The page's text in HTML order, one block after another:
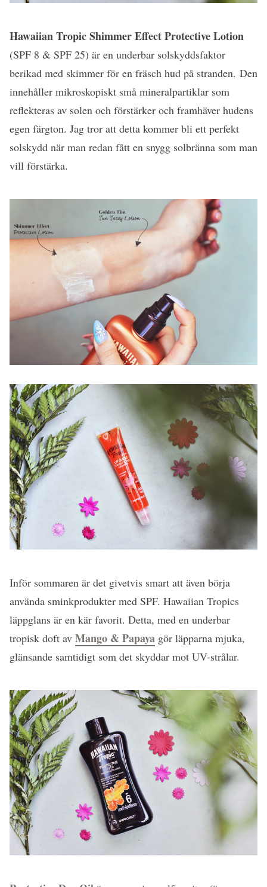
Hawaiian Tropic Shimmer Effect Protective Lotion
(SPF 8 & SPF 25) är en underbar solskyddsfaktor
berikad med skimmer för en fräsch hud på stranden. Den
innehåller mikroskopiskt små mineralpartiklar som
reflekteras av solen och förstärker och framhäver hudens
egen färgton. Jag tror att detta kommer bli ett perfekt
solskydd när man redan fått en snygg solbränna som man
vill förstärka.
Inför sommaren är det givetvis smart att även börja
använda sminkprodukter med SPF. Hawaiian Tropics
läppglans är en kär favorit. Detta, med en underbar
tropisk doft av Mango & Papaya gör läpparna mjuka,
glänsande samtidigt som det skyddar mot UV-strålar.